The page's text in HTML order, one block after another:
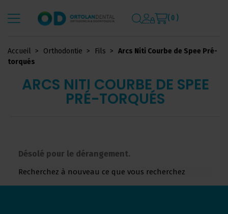
( 0 )
Accueil Orthodontie Fils
Arcs Niti Courbe de Spee Pré-
torqués
ARCS NITI COURBE DE SPEE
PRÉ-TORQUÉS
Désolé pour le dérangement.
Recherchez à nouveau ce que vous recherchez